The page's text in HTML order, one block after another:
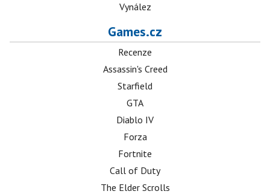
Vynález
Games.cz
Recenze
Assassin's Creed
Starfield
GTA
Diablo IV
Forza
Fortnite
Call of Duty
The Elder Scrolls